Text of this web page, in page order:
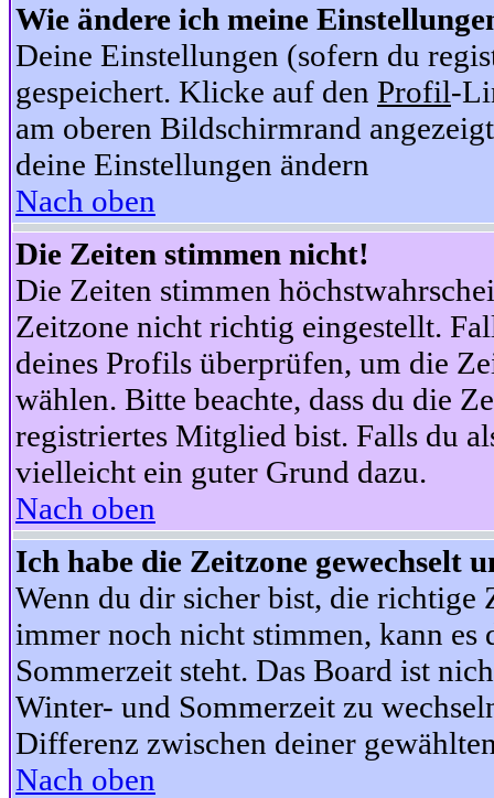
Wie ändere ich meine
Deine Einstellungen (sofern du
gespeichert. Klicke auf den Profil-
am oberen Bildschirmrand
deine Einstellungen ändern
Nach oben
Die Zeiten stimmen nicht!
Die Zeiten stimmen
Zeitzone nicht richtig eingestellt.
deines Profils überprüfen, um die
wählen. Bitte beachte, dass du die
registriertes Mitglied bist. Falls du
vielleicht ein guter Grund dazu.
Nach oben
Ich habe die Zeitzone gewechselt
Wenn du dir sicher bist, die richtige
immer noch nicht stimmen, kann es
Sommerzeit steht. Das Board ist
Winter- und Sommerzeit zu
Differenz zwischen deiner
Nach oben